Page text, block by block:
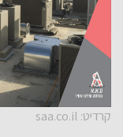
קרדיט: saa.co.il